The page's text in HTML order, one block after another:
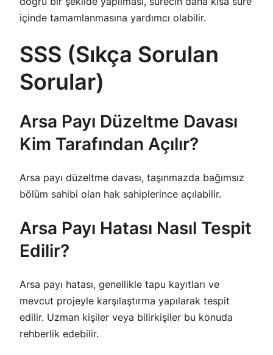
içinde tamamlanmasına yardımcı olabilir.
SSS (Sıkça Sorulan
Sorular)
Arsa Payı Düzeltme Davası
Kim Tarafından Açılır?
Arsa payı düzeltme davası, taşınmazda bağımsız
bölüm sahibi olan hak sahiplerince açılabilir.
Arsa Payı Hatası Nasıl Tespit
Edilir?
Arsa payı hatası, genellikle tapu kayıtları ve
mevcut projeyle karşılaştırma yapılarak tespit
edilir. Uzman kişiler veya bilirkişiler bu konuda
rehberlik edebilir.